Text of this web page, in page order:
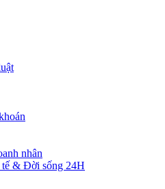
nhân
& Đời sống 24H